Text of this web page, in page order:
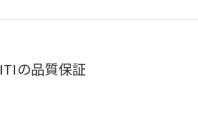
の品質保証